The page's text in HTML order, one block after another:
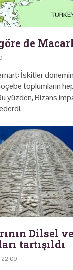
de
İskitler
toplumların
yüzden, Bizans
Dilsel
tartışıldı
22:09